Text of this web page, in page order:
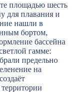
площадью шесть
для плавания и
нашли в
бортом,
бассейна
гамме:
предельно
на